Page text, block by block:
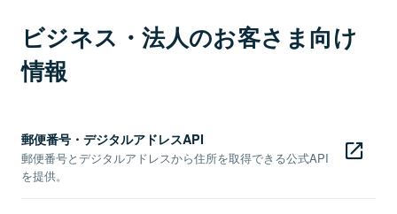
ビジネス・法人のお客さま向け
情報
郵便番号・デジタルアドレスAPI
郵便番号とデジタルアドレスから住所を取得できる公式API
を提供。